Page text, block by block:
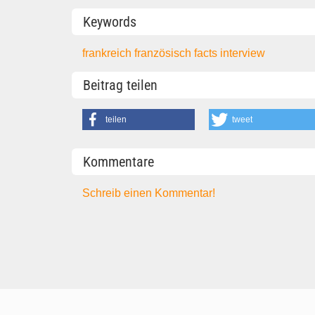
Keywords
frankreichfranzösischfacts interview
Beitrag teilen
teilen tweet
Kommentare
Schreib einen Kommentar!